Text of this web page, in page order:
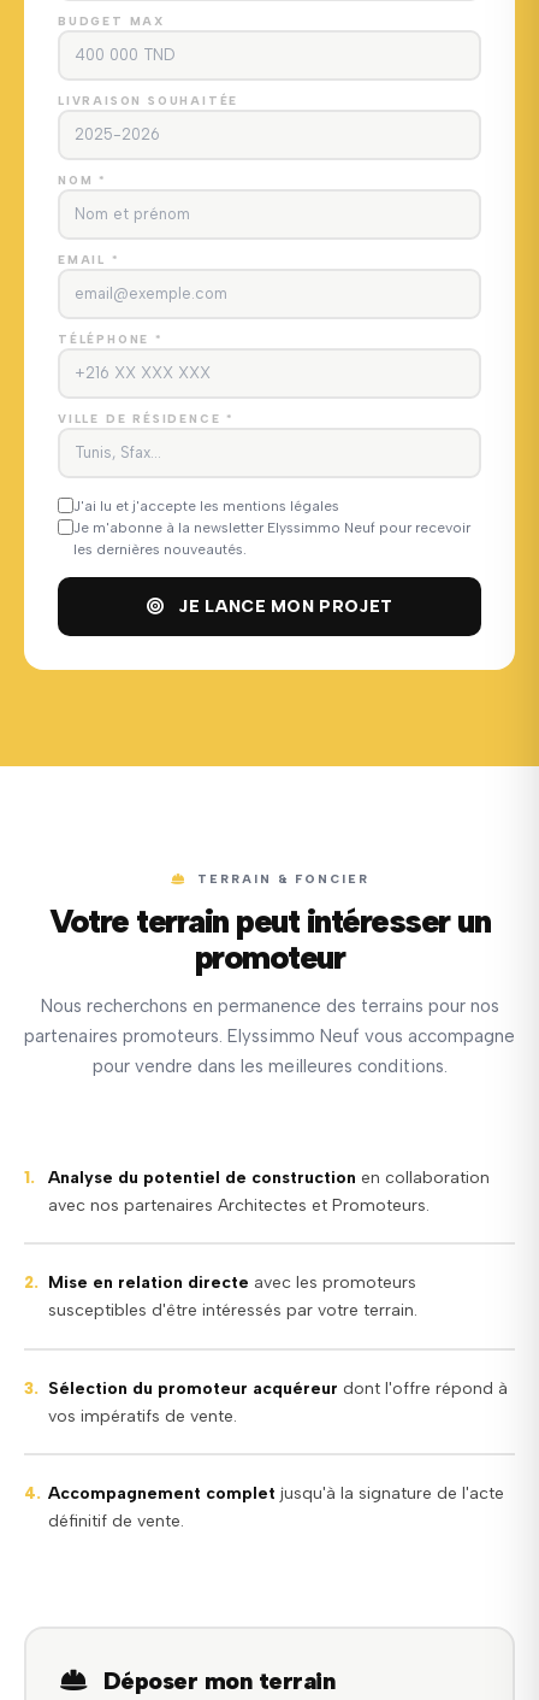
BUDGET MAX
LIVRAISON SOUHAITÉE
NOM *
EMAIL *
TÉLÉPHONE *
VILLE DE RÉSIDENCE *
J'ai lu et j'accepte les mentions légales
Je m'abonne à la newsletter Elyssimmo Neuf pour recevoir
les dernières nouveautés.
JE LANCE MON PROJET
TERRAIN & FONCIER
Votre terrain peut intéresser un
promoteur
Nous recherchons en permanence des terrains pour nos
partenaires promoteurs. Elyssimmo Neuf vous accompagne
pour vendre dans les meilleures conditions.
1. Analyse du potentiel de construction en collaboration
avec nos partenaires Architectes et Promoteurs.
2. Mise en relation directe avec les promoteurs
susceptibles d'être intéressés par votre terrain.
3. Sélection du promoteur acquéreur dont l'offre répond à
vos impératifs de vente.
4. Accompagnement complet jusqu'à la signature de l'acte
définitif de vente.
Déposer mon terrain